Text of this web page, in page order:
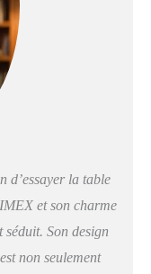
laqué de coloris
socle de ce
en bois massif
à lui sculpté
table basse de
carré se
aisément
ses 2 abattants
opposée et
monté dune
simple,
pour ranger des
d’essayer la table
et son charme
séduit. Son design
non seulement